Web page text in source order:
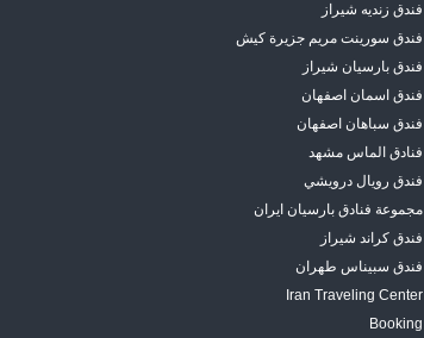
فندق زنديه شيراز
فندق سورينت مريم جزيرة كيش
فندق بارسيان شيراز
فندق اسمان اصفهان
فندق سباهان اصفهان
فنادق الماس مشهد
فندق رويال درويشي
مجموعة فنادق بارسيان ايران
فندق كراند شيراز
فندق سبيناس طهران
Iran Traveling Center
Booking